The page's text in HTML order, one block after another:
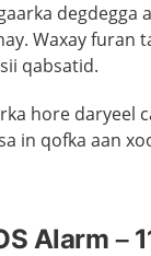
degdegga
Waxay furan
qabsatid.
hore daryeel
in qofka aan
Alarm –